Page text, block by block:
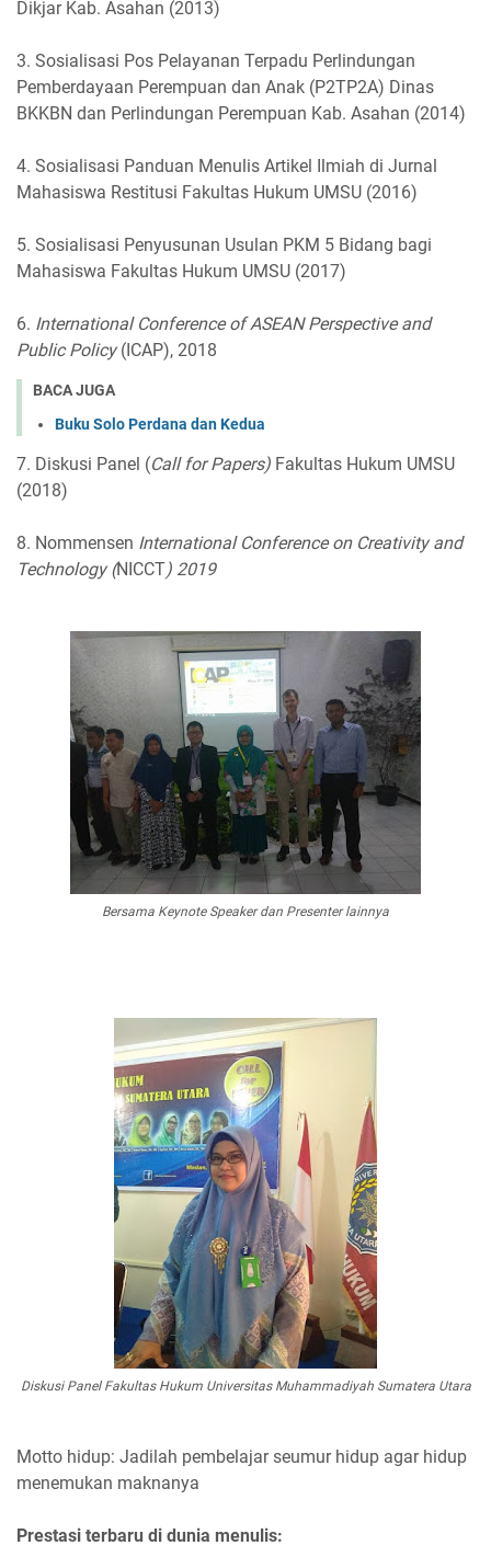
Dikjar Kab. Asahan (2013)
3. Sosialisasi Pos Pelayanan Terpadu Perlindungan
Pemberdayaan Perempuan dan Anak (P2TP2A) Dinas
BKKBN dan Perlindungan Perempuan Kab. Asahan (2014)
4. Sosialisasi Panduan Menulis Artikel Ilmiah di Jurnal
Mahasiswa Restitusi Fakultas Hukum UMSU (2016)
5. Sosialisasi Penyusunan Usulan PKM 5 Bidang bagi
Mahasiswa Fakultas Hukum UMSU (2017)
6. International Conference of ASEAN Perspective and
Public Policy(ICAP), 2018
BACA JUGA
Buku Solo Perdana dan Kedua
7. Diskusi Panel (Call for Papers) Fakultas Hukum UMSU
(2018)
8. Nommensen International Conference on Creativity and
Technology (NICCT) 2019
Bersama Keynote Speakerdan Presenter lainnya
Diskusi Panel Fakultas Hukum Universitas Muhammadiyah Sumatera Utara
Motto hidup: Jadilah pembelajar seumur hidup agar hidup
menemukan maknanya
Prestasi terbaru di dunia menulis: